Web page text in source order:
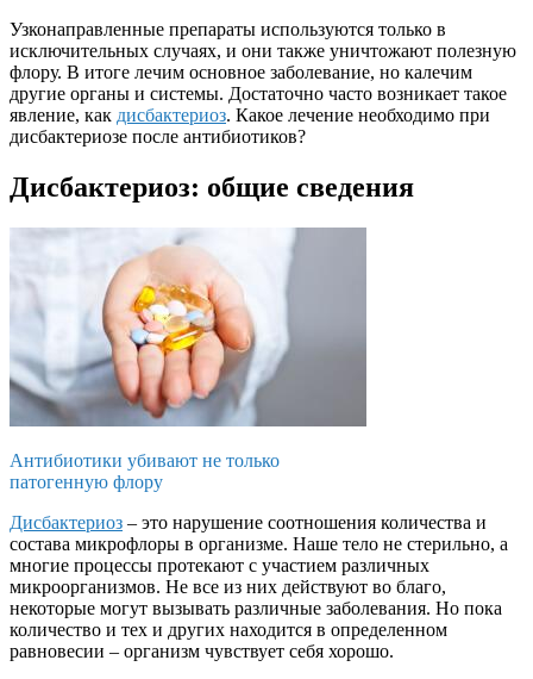
Узконаправленные препараты используются только в
исключительных случаях, и они также уничтожают полезную
флору. В итоге лечим основное заболевание, но калечим
другие органы и системы. Достаточно часто возникает такое
явление, как дисбактериоз. Какое лечение необходимо при
дисбактериозе после антибиотиков?
Дисбактериоз: общие сведения
Антибиотики убивают не только
патогенную флору
Дисбактериоз – это нарушение соотношения количества и
состава микрофлоры в организме. Наше тело не стерильно, а
многие процессы протекают с участием различных
микроорганизмов. Не все из них действуют во благо,
некоторые могут вызывать различные заболевания. Но пока
количество и тех и других находится в определенном
равновесии – организм чувствует себя хорошо.